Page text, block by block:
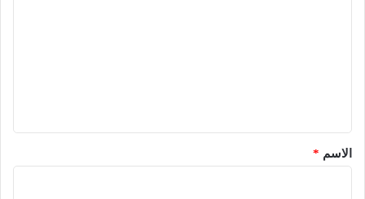
*الاسم *